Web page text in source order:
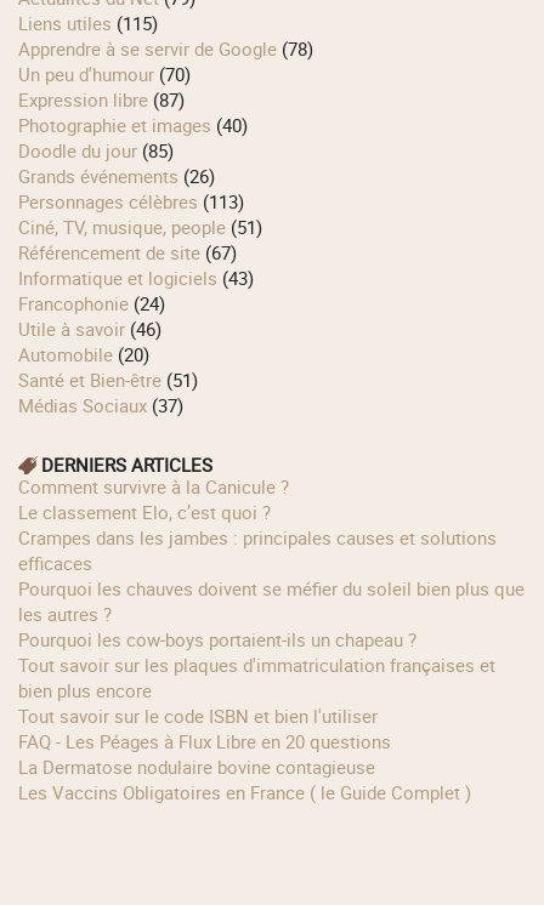
Liens utiles (115)
Apprendre à se servir de Google (78)
Un peu d'humour (70)
Expression libre (87)
Photographie et images (40)
Doodle du jour (85)
Grands événements (26)
Personnages célèbres (113)
Ciné, TV, musique, people (51)
Référencement de site (67)
Informatique et logiciels (43)
Francophonie (24)
Utile à savoir (46)
Automobile (20)
Santé et Bien-être (51)
Médias Sociaux (37)
DERNIERS ARTICLES
Comment survivre à la Canicule ?
Le classement Elo, c’est quoi ?
Crampes dans les jambes : principales causes et solutions
efficaces
Pourquoi les chauves doivent se méfier du soleil bien plus que
les autres ?
Pourquoi les cow‑boys portaient‑ils un chapeau ?
Tout savoir sur les plaques d'immatriculation françaises et
bien plus encore
Tout savoir sur le code ISBN et bien l'utiliser
FAQ - Les Péages à Flux Libre en 20 questions
La Dermatose nodulaire bovine contagieuse
Les Vaccins Obligatoires en France ( le Guide Complet )